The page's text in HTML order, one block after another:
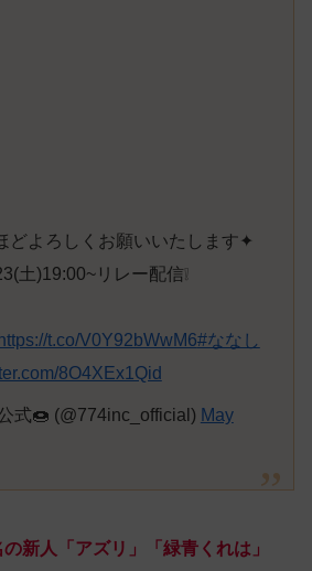
どよろしくお願いいたします✦
土)19:00~リレー配信❕
https://t.co/V0Y92bWwM6#ななし
8O4XEx1Qid
式🍩 (@774inc_official) May
新人「アズリ」「緑青くれは」